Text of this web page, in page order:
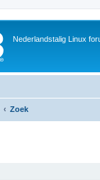
Nederlandstalig Linux
Zoek